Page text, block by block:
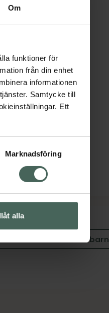
Om
funktioner för
från din enhet
informationen
Samtycke till
Ett
Marknadsföring
alla
och tandvård hos barn